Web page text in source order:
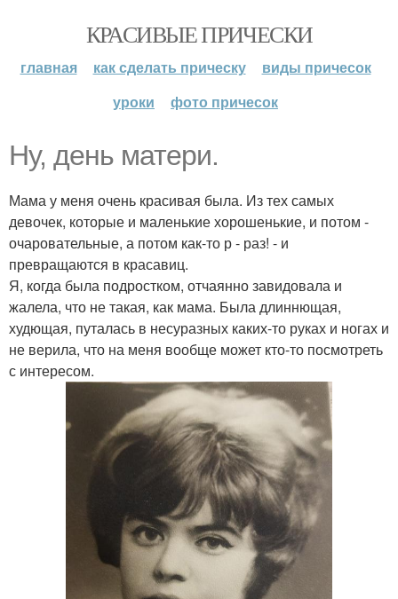
КРАСИВЫЕ ПРИЧЕСКИ
главная как сделать прическу
виды причесок
уроки
фото причесок
Ну, день матери.
Мама у меня очень красивая была. Из тех самых
девочек, которые и маленькие хорошенькие, и потом -
очаровательные, а потом как-то р - раз! - и
превращаются в красавиц.
Я, когда была подростком, отчаянно завидовала и
жалела, что не такая, как мама. Была длиннющая,
худющая, путалась в несуразных каких-то руках и ногах и
не верила, что на меня вообще может кто-то посмотреть
с интересом.